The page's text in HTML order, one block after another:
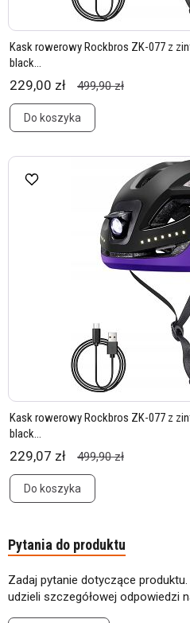
Kask rowerowy Rockbros ZK-077 z
black...
229,00 zł 499,90 zł
Do koszyka
Kask rowerowy Rockbros ZK-077 z
black...
229,07 zł 499,90 zł
Do koszyka
Pytania do produktu
Zadaj pytanie dotyczące
udzieli szczegółowej odpowiedzi